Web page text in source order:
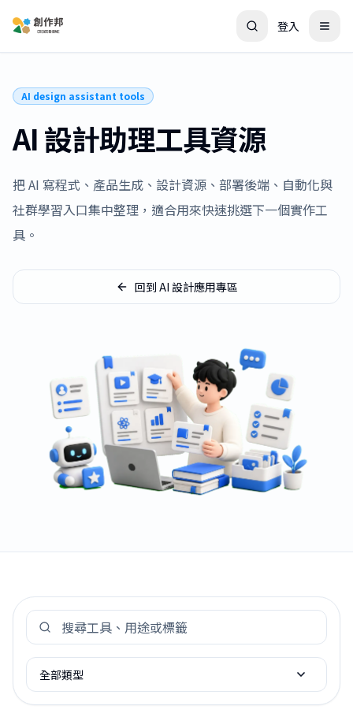
登入
AI design assistant tools
AI 設計助理工具資源
把 AI 寫程式、產品生成、設計資源、部署後端、自動化與
社群學習入口集中整理，適合用來快速挑選下一個實作工
具。
回到 AI 設計應用專區